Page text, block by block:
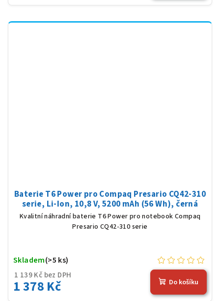
Baterie T6 Power pro Compaq Presario CQ42-310
serie, Li-Ion, 10,8 V, 5200 mAh (56 Wh), černá
Kvalitní náhradní baterie T6 Power pro notebook Compaq
Presario CQ42-310 serie
1 139 Kč bez DPH
1 378 Kč
Skladem(>5 ks)
Do košíku